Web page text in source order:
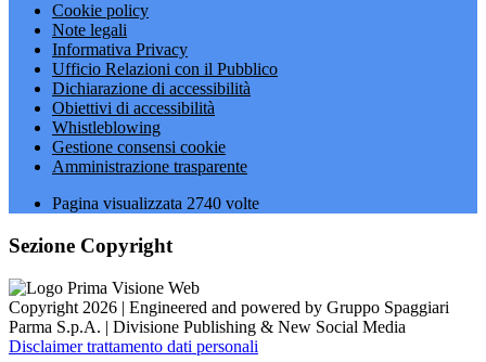
Cookie policy
Note legali
Informativa Privacy
Ufficio Relazioni con il Pubblico
Dichiarazione di accessibilità
Obiettivi di accessibilità
Whistleblowing
Gestione consensi cookie
Amministrazione trasparente
Pagina visualizzata 2740 volte
Sezione Copyright
Copyright 2026 | Engineered and powered by Gruppo Spaggiari
Parma S.p.A. | Divisione Publishing & New Social Media
Disclaimer trattamento dati personali